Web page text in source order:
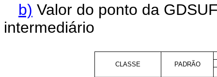
b) Valor do ponto da
intermediário
CLASSE PADRÃO